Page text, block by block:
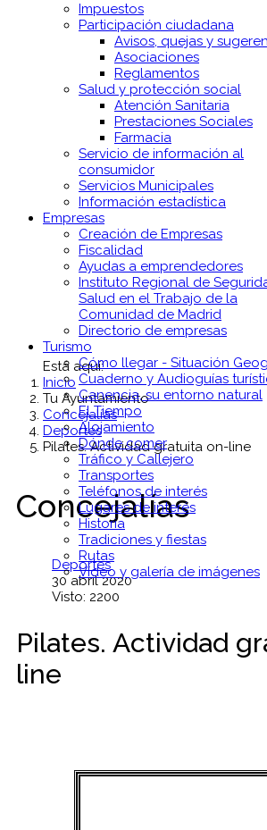
Impuestos
Participación ciudadana
Avisos, quejas y
Asociaciones
Reglamentos
Salud y protección social
Atención Sanitaria
Prestaciones Sociales
Farmacia
Servicio de información al
consumidor
Servicios Municipales
Información estadística
Empresas
Creación de Empresas
Fiscalidad
Ayudas a emprendedores
Instituto Regional de
Salud en el Trabajo de la
Comunidad de Madrid
Directorio de empresas
Turismo
Cómo llegar - Situación
Cuaderno y Audioguías
Canencia, su entorno natural
El Tiempo
Alojamiento
Dónde comer
Tráfico y Callejero
Transportes
Teléfonos de interés
Lugares de interés
Historia
Tradiciones y fiestas
Rutas
Vídeo y galería de imágenes
Está aquí:
Inicio
Tu Ayuntamiento
Concejalías
Deportes
Pilates. Actividad gratuita on-line
Concejalías
Deportes
30 abril 2020
Visto: 2200
Pilates. Actividad
line